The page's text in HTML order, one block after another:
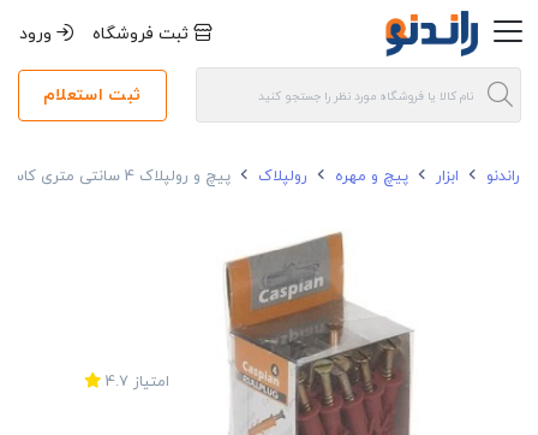
ثبت فروشگاه ورود
ثبت استعلام
راندنو ابزار پیچ و مهره رولپلاک پیچ و رولپلاک 4 سانتی متری کاسپین بسته 20 عددی
امتیاز 4.7